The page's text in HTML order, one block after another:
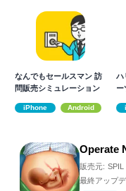
なんでもセールスマン 訪
問販売シミュレーション
iPhone Android
ハ
ー
Operate
販売元: SPIL
最終アップ